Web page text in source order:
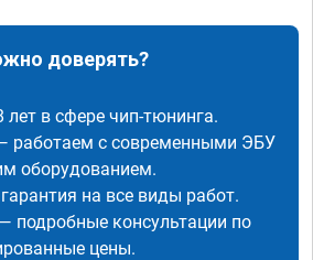
доверять?
в сфере чип-тюнинга.
работаем с современными ЭБУ
оборудованием.
на все виды работ.
подробные консультации по
цены.